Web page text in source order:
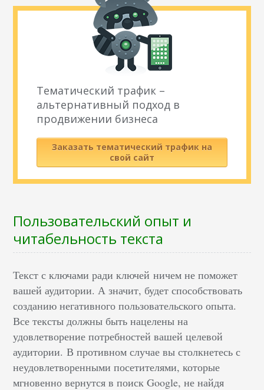
Тематический трафик –
альтернативный подход в
продвижении бизнеса
Заказать тематический трафик на
свой сайт
Пользовательский опыт и
читабельность текста
Текст с ключами ради ключей ничем не поможет
вашей аудитории. А значит, будет способствовать
созданию негативного пользовательского опыта.
Все тексты должны быть нацелены на
удовлетворение потребностей вашей целевой
аудитории. В противном случае вы столкнетесь с
неудовлетворенными посетителями, которые
мгновенно вернутся в поиск Google, не найдя